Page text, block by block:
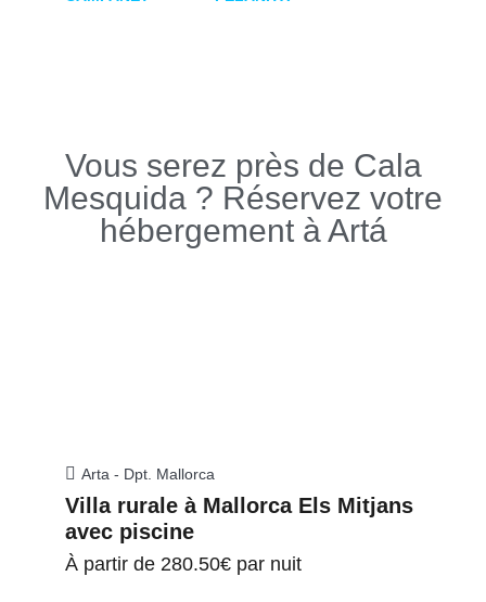
Vous serez près de Cala
Mesquida ? Réservez votre
hébergement à Artá
Arta - Dpt. Mallorca
Villa rurale à Mallorca Els Mitjans
avec piscine
À partir de 280.50€ par nuit